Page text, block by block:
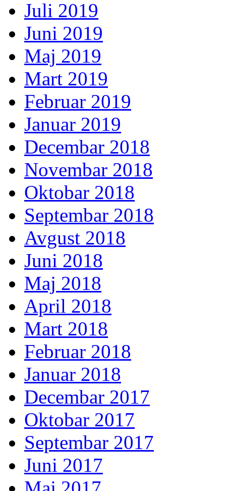
Juli 2019
Juni 2019
Maj 2019
Mart 2019
Februar 2019
Januar 2019
Decembar 2018
Novembar 2018
Oktobar 2018
Septembar 2018
Avgust 2018
Juni 2018
Maj 2018
April 2018
Mart 2018
Februar 2018
Januar 2018
Decembar 2017
Oktobar 2017
Septembar 2017
Juni 2017